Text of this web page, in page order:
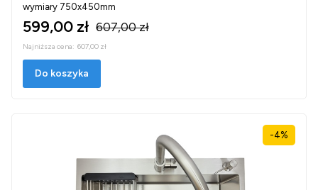
wymiary 750x450mm
599,00 zł 607,00 zł
Najniższa cena: 607,00 zł
Do koszyka
-4%